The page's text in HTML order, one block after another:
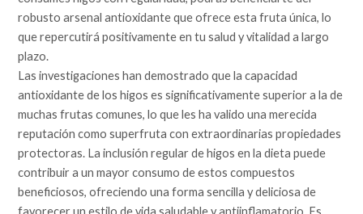
robusto arsenal antioxidante que ofrece esta fruta única, lo
que repercutirá positivamente en tu salud y vitalidad a largo
plazo.
Las investigaciones han demostrado que la capacidad
antioxidante de los higos es significativamente superior a la de
muchas frutas comunes, lo que les ha valido una merecida
reputación como superfruta con extraordinarias propiedades
protectoras. La inclusión regular de higos en la dieta puede
contribuir a un mayor consumo de estos compuestos
beneficiosos, ofreciendo una forma sencilla y deliciosa de